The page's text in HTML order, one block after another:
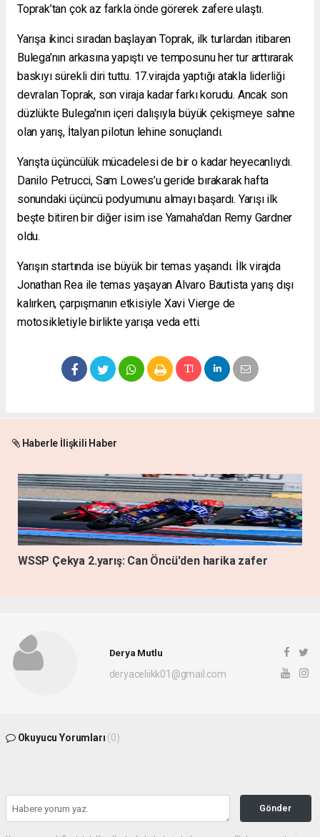
Toprak’tan çok az farkla önde görerek zafere ulaştı.
Yarışa ikinci sıradan başlayan Toprak, ilk turlardan itibaren
Bulega’nın arkasına yapıştı ve temposunu her tur arttırarak
baskıyı sürekli diri tuttu. 17.virajda yaptığı atakla liderliği
devralan Toprak, son viraja kadar farkı korudu. Ancak son
düzlükte Bulega'nın içeri dalışıyla büyük çekişmeye sahne
olan yarış, İtalyan pilotun lehine sonuçlandı.
Yarışta üçüncülük mücadelesi de bir o kadar heyecanlıydı.
Danilo Petrucci, Sam Lowes’u geride bırakarak hafta
sonundaki üçüncü podyumunu almayı başardı. Yarışı ilk
beşte bitiren bir diğer isim ise Yamaha'dan Remy Gardner
oldu.
Yarışın startında ise büyük bir temas yaşandı. İlk virajda
Jonathan Rea ile temas yaşayan Alvaro Bautista yarış dışı
kalırken, çarpışmanın etkisiyle Xavi Vierge de
motosikletiyle birlikte yarışa veda etti.
Haberle İlişkili Haber
WSSP Çekya 2.yarış: Can Öncü'den harika zafer
Derya Mutlu
deryaceliikk01@gmail.com
Okuyucu Yorumları (0)
Gönder